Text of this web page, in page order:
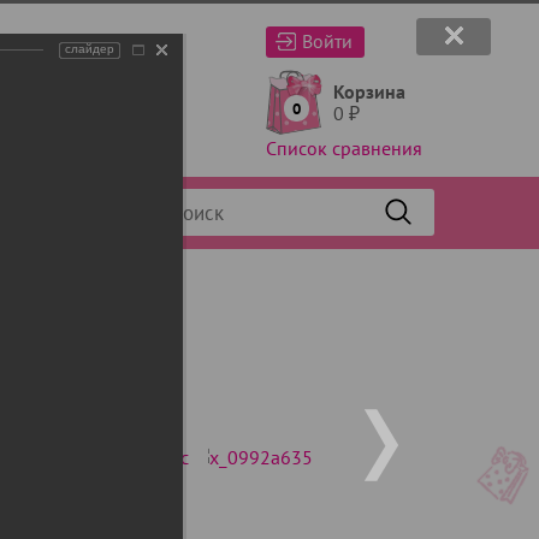
Войти
0
Корзина
0 ₽
Список сравнения
слайдер